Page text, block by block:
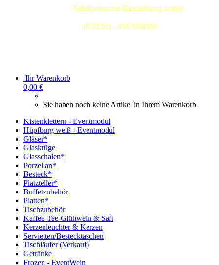
Telefonische Bestellung unter
(0 23 51) - 456-558/559
Ihr Warenkorb
0,00 €
Sie haben noch keine Artikel in Ihrem Warenkorb.
Kistenklettern - Eventmodul
Hüpfburg weiß - Eventmodul
Gläser*
Glaskrüge
Glasschalen*
Porzellan*
Besteck*
Platzteller*
Buffetzubehör
Platten*
Tischzubehör
Kaffee-Tee-Glühwein & Saft
Kerzenleuchter & Kerzen
Servietten/Bestecktaschen
Tischläufer (Verkauf)
Getränke
Frozen - EventWein